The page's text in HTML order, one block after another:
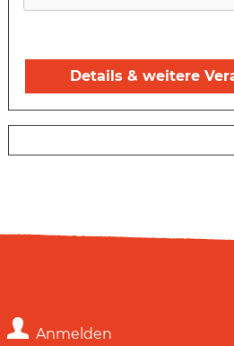
Details & weitere
Anmelden